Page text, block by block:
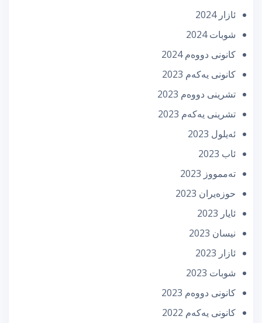
ئازار 2024
شوبات 2024
كانونی دووه‌م 2024
كانونی یه‌كه‌م 2023
تشرینی دووه‌م 2023
تشرینی یه‌كه‌م 2023
ئه‌یلول 2023
ئاب 2023
تەممووز 2023
حوزه‌یران 2023
ئایار 2023
نیسان 2023
ئازار 2023
شوبات 2023
كانونی دووه‌م 2023
كانونی یه‌كه‌م 2022